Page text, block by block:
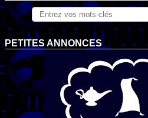
PETITES ANNONCES